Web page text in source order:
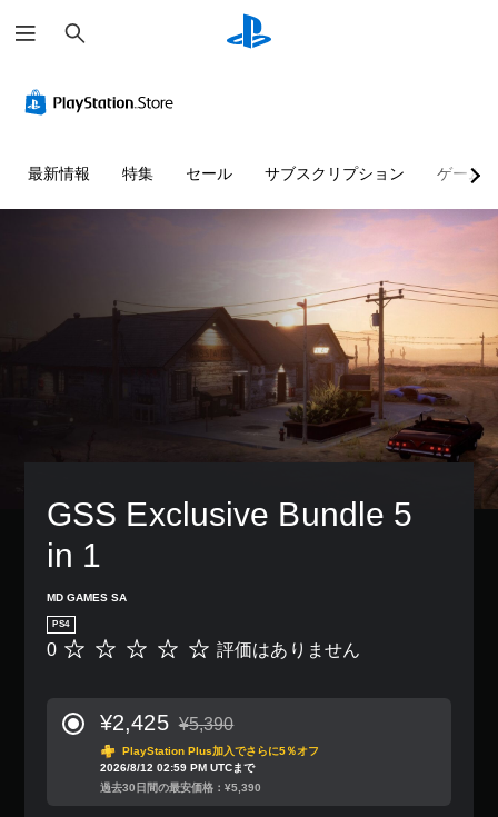
索
最新情報 特集 セール サブスクリプション ゲーム
GSS Exclusive Bundle 5
in 1
MD GAMES SA
PS4
評
0 評価はありません
¥2,425 通常価格¥5,390より値引き
¥5,390
PlayStation Plus加入でさらに5％オフ
2026/8/12 02:59 PM UTCまで
過去30日間の最安価格：¥5,390